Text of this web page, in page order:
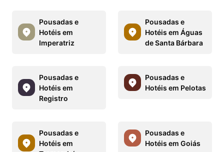
Pousadas e
Hotéis em
Imperatriz
Pousadas e
Hotéis em Águas
de Santa Bárbara
Pousadas e
Hotéis em
Registro
Pousadas e
Hotéis em Pelotas
Pousadas e
Hotéis em
Pousadas e
Hotéis em Goiás